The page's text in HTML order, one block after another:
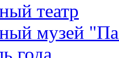
театр
музей